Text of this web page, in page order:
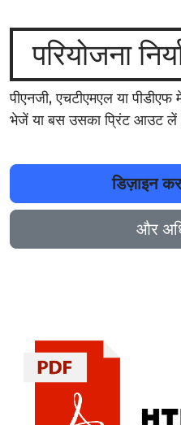
परियोजना
पीएनजी, एचटीएमएल या
भेजें या बस उसका प्रिंट आउट लें
डिज़ाइन
और